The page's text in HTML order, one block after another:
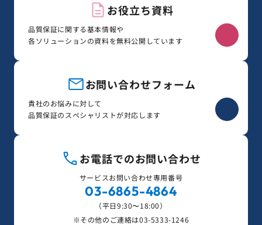
お役立ち資料
品質保証に関する基本情報や
各ソリューションの資料を無料公開しています
お問い合わせフォーム
貴社のお悩みに対して
品質保証のスペシャリストが対応します
お電話でのお問い合わせ
サービスお問い合わせ専用番号
03-6865-4864
（平日9:30〜18:00）
※その他のご連絡は03-5333-1246